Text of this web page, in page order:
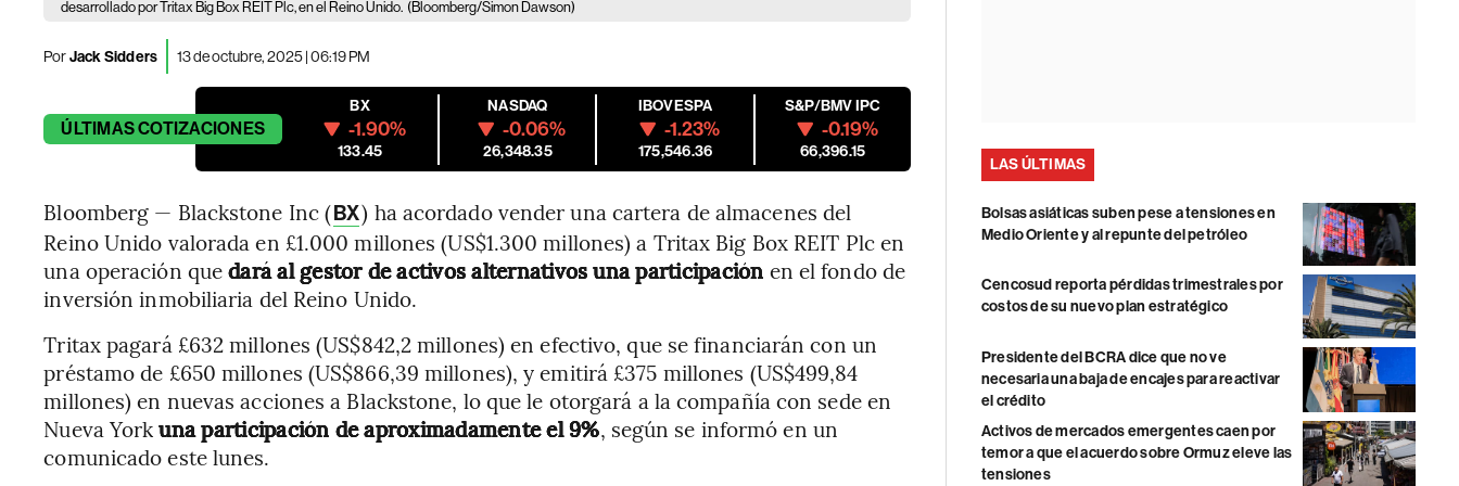
desarrollado por Tritax Big Box REIT Plc, en el Reino Unido. (Bloomberg/Simon Dawson)
PorJack Sidders 13 de octubre, 2025 | 06:19 PM
ÚLTIMASCOTIZACIONES
BX
-1.90%
133.45
NASDAQ
-0.06%
26,348.35
IBOVESPA
-1.23%
175,546.36
S&P/BMV IPC
-0.19%
66,396.15
Bloomberg — Blackstone Inc (BX) ha acordado vender una cartera de almacenes del
Reino Unido valorada en £1.000 millones (US$1.300 millones) a Tritax Big Box REIT Plc en
una operación quedará al gestor de activos alternativos una participación en el fondo de
inversión inmobiliaria del Reino Unido.
Tritax pagará £632 millones (US$842,2 millones) en efectivo, que se financiarán con un
préstamo de £650 millones (US$866,39 millones), y emitirá £375 millones (US$499,84
millones) en nuevas acciones a Blackstone, lo que le otorgará a la compañía con sede en
Nueva Yorkuna participación de aproximadamente el 9%, según se informó en un
comunicado este lunes.
LAS ÚLTIMAS
Bolsas asiáticas suben pese a tensiones en
Medio Oriente y al repunte del petróleo
Cencosud reporta pérdidas trimestrales por
costos de su nuevo plan estratégico
Presidente del BCRA dice que no ve
necesaria una baja de encajes para reactivar
el crédito
Activos de mercados emergentes caen por
temor a que el acuerdo sobre Ormuz eleve las
tensiones